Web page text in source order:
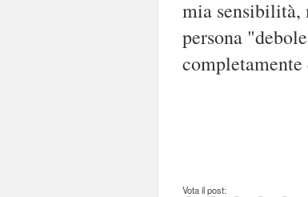
mia sensibilità,
persona
completamente
Vota il post: